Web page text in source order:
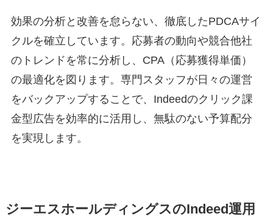
効果の分析と改善を怠らない、徹底したPDCAサイ
クルを確立しています。応募者の動向や競合他社
のトレンドを常に分析し、CPA（応募獲得単価）
の最適化を図ります。専門スタッフが日々の運営
をバックアップすることで、Indeedのクリック課
金型広告を効率的に活用し、無駄のない予算配分
を実現します。
ジーエスホールディングスのIndeed運用